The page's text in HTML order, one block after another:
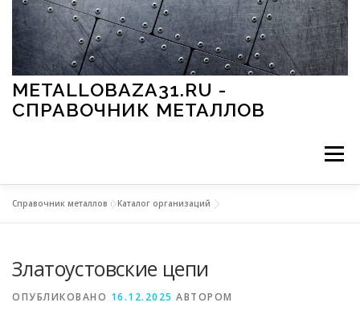
Перейти к содержимому
METALLOBAZA31.RU -
СПРАВОЧНИК МЕТАЛЛОВ
Меню
МЕТАЛЛЫ И ОКРУЖАЮЩАЯ СРЕДА
Справочник металлов »Каталог организаций
Златоустовские цепи
ОПУБЛИКОВАНО 16.12.2025 АВТОРОМ